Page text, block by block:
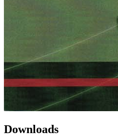
Downloads